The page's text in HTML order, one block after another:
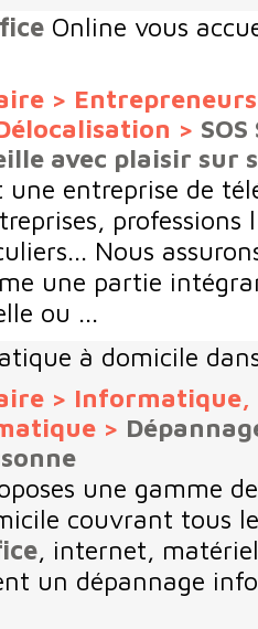
Online vous
>
>
avec plaisir sur
une entreprise de
professions
Nous
une partie
ou ...
à domicile
> Informatique,
>
une gamme
couvrant tous
, internet,
un dépannage